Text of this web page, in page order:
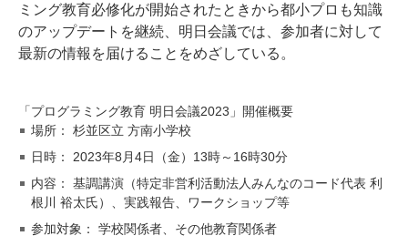
ミング教育必修化が開始されたときから都小プロも知識
のアップデートを継続、明日会議では、参加者に対して
最新の情報を届けることをめざしている。
「プログラミング教育 明日会議2023」開催概要
場所： 杉並区立 方南小学校
日時： 2023年8月4日（金）13時～16時30分
内容： 基調講演（特定非営利活動法人みんなのコード代表 利
根川 裕太氏）、実践報告、ワークショップ等
参加対象： 学校関係者、その他教育関係者